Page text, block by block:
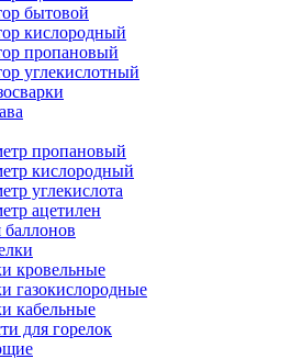
бытовой
кислородный
пропановый
углекислотный
пропановый
кислородный
углекислота
ацетилен
кровельные
газокислородные
кабельные
для горелок